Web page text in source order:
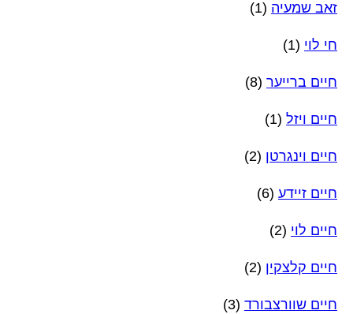
זאב שמעיה (1)
חי לוי (1)
חיים ברייער (8)
חיים ויזל (1)
חיים וינגרטן (2)
חיים זיידע (6)
חיים לוי (2)
חיים קלצקין (2)
חיים שוורצבורד (3)